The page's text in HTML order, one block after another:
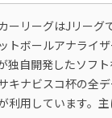
ーリーグはJリーグ
トボールアナライ
独自開発したソフ
キナビスコ杯の全
利用しています。